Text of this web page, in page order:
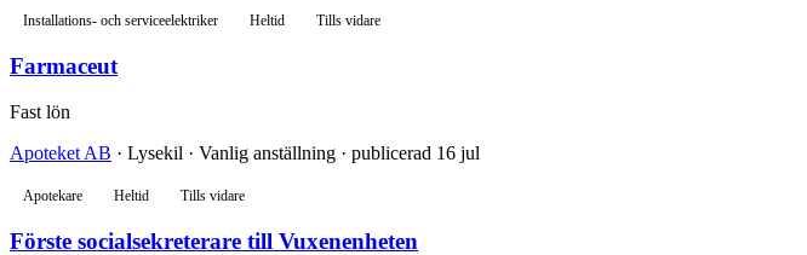
Installations- och serviceelektriker Heltid Tills vidare
Farmaceut
Fast lön
Apoteket AB · Lysekil · Vanlig anställning · publicerad 16 jul
Apotekare Heltid Tills vidare
Förste socialsekreterare till Vuxenenheten